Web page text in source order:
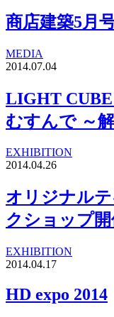
商店建築5月
MEDIA
2014.07.04
LIGHT
むすんで ～
EXHIBITION
2014.04.26
オリジナル
クショップ
EXHIBITION
2014.04.17
HD expo 2014